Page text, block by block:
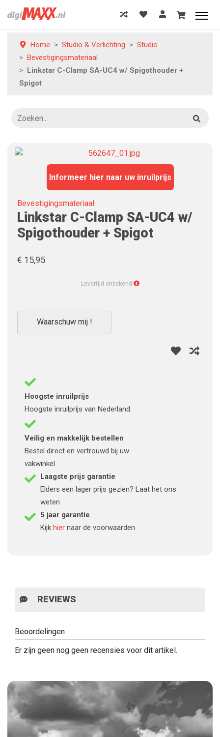
Home Studio & Verlichting
Studio
Bevestigingsmateriaal
Linkstar C-Clamp SA-UC4 w/ Spigothouder +
Spigot
Informeer hier naar uw inruilprijs
Bevestigingsmateriaal
Linkstar C-Clamp SA-UC4 w/
Spigothouder + Spigot
€ 15,95
Levertijd onbekend
Levertijd
Waarschuw mij !
Hoogste inruilprijs
Hoogste inruilprijs van Nederland.
Veilig en makkelijk bestellen
Bestel direct en vertrouwd bij uw
vakwinkel
Laagste prijs garantie
Elders een lager prijs gezien? Laat het ons
weten
5 jaar garantie
Kijk hiernaar de voorwaarden
REVIEWS
Beoordelingen
Er zijn geen nog geen recensies voor dit artikel.